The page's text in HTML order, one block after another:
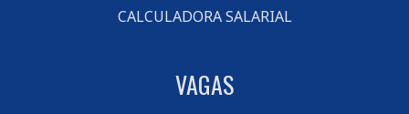
CALCULADORA SALARIAL
VAGAS